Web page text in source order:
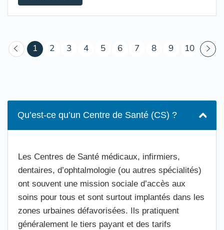
1 (courant)
2 3 4 5 6 7 8 9 10
Qu’est-ce qu’un Centre de Santé (CS) ?
Les Centres de Santé médicaux, infirmiers,
dentaires, d’ophtalmologie (ou autres spécialités)
ont souvent une mission sociale d’accès aux
soins pour tous et sont surtout implantés dans les
zones urbaines défavorisées. Ils pratiquent
généralement le tiers payant et des tarifs